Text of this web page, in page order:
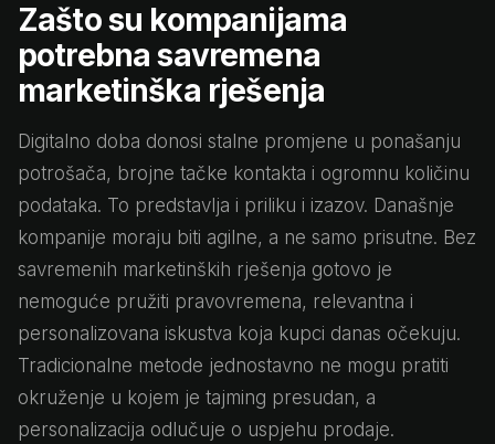
Zašto su kompanijama
potrebna savremena
marketinška rješenja
Digitalno doba donosi stalne promjene u ponašanju
potrošača, brojne tačke kontakta i ogromnu količinu
podataka. To predstavlja i priliku i izazov. Današnje
kompanije moraju biti agilne, a ne samo prisutne. Bez
savremenih marketinških rješenja gotovo je
nemoguće pružiti pravovremena, relevantna i
personalizovana iskustva koja kupci danas očekuju.
Tradicionalne metode jednostavno ne mogu pratiti
okruženje u kojem je tajming presudan, a
personalizacija odlučuje o uspjehu prodaje.